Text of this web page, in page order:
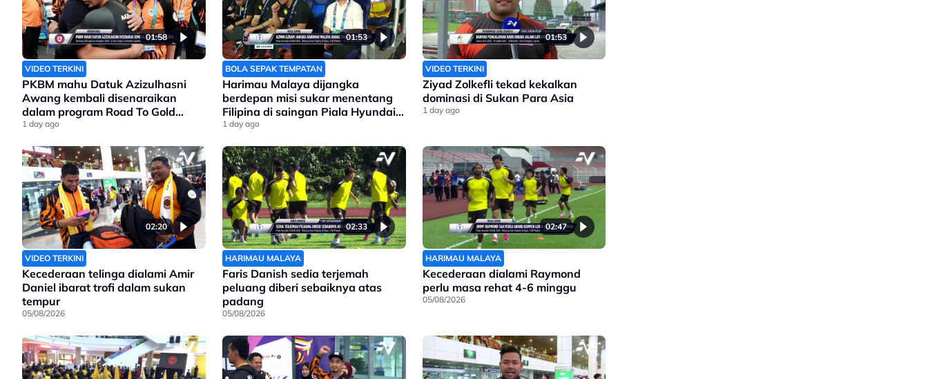
01:58
VIDEO TERKINI
PKBM mahu Datuk Azizulhasni
Awang kembali disenaraikan
dalam program Road To Gold
Olimpik 2028
1 day ago
01:53
BOLA SEPAK TEMPATAN
Harimau Malaya dijangka
berdepan misi sukar menentang
Filipina di saingan Piala Hyundai
Asean
1 day ago
01:53
VIDEO TERKINI
Ziyad Zolkefli tekad kekalkan
dominasi di Sukan Para Asia
1 day ago
02:20
VIDEO TERKINI
Kecederaan telinga dialami Amir
Daniel ibarat trofi dalam sukan
tempur
05/08/2026
02:33
HARIMAU MALAYA
Faris Danish sedia terjemah
peluang diberi sebaiknya atas
padang
05/08/2026
02:47
HARIMAU MALAYA
Kecederaan dialami Raymond
perlu masa rehat 4-6 minggu
05/08/2026